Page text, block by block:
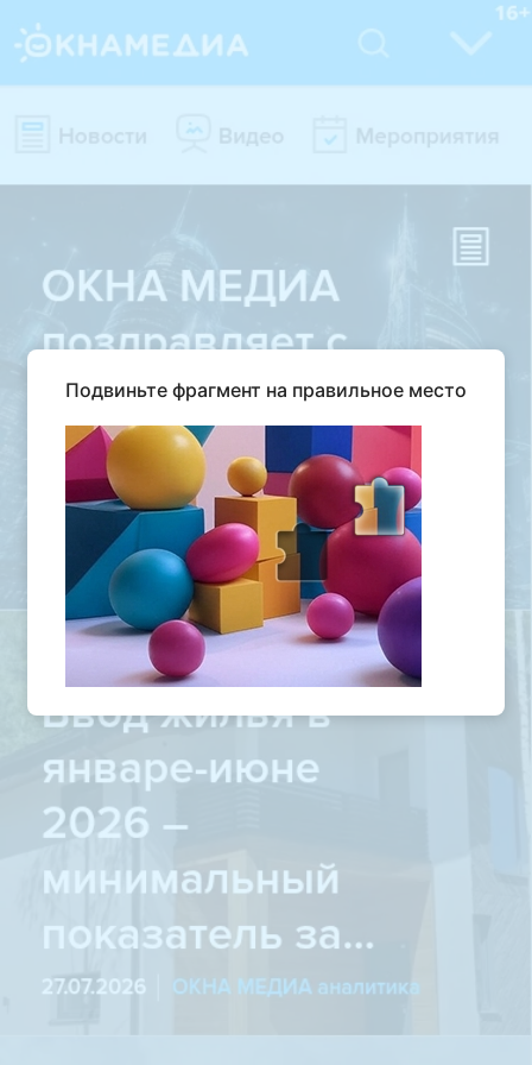
Подвиньте фрагмент на правильное место